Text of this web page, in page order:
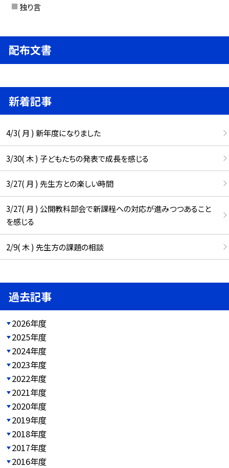
独り言
配布文書
新着記事
4/3( 月 ) 新年度になりました
3/30( 木 ) 子どもたちの発表で成長を感じる
3/27( 月 ) 先生方との楽しい時間
3/27( 月 ) 公開教科部会で新課程への対応が進みつつあること
を感じる
2/9( 木 ) 先生方の課題の相談
過去記事
2026年度
2025年度
2024年度
2023年度
2022年度
2021年度
2020年度
2019年度
2018年度
2017年度
2016年度